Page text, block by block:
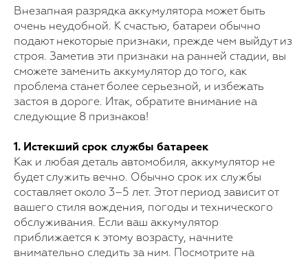
Внезапная разрядка аккумулятора может быть
очень неудобной. К счастью, батареи обычно
подают некоторые признаки, прежде чем выйдут из
строя. Заметив эти признаки на ранней стадии, вы
сможете заменить аккумулятор до того, как
проблема станет более серьезной, и избежать
застоя в дороге. Итак, обратите внимание на
следующие 8 признаков!
1. Истекший срок службы батареек
Как и любая деталь автомобиля, аккумулятор не
будет служить вечно. Обычно срок их службы
составляет около 3–5 лет. Этот период зависит от
вашего стиля вождения, погоды и технического
обслуживания. Если ваш аккумулятор
приближается к этому возрасту, начните
внимательно следить за ним. Посмотрите на